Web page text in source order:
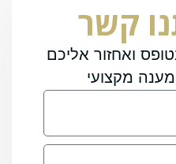
קשר
ואחזור אליכם
מקצועי